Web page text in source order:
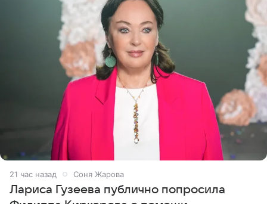
21 час назад Соня Жарова
Лариса Гузеева публично попросила